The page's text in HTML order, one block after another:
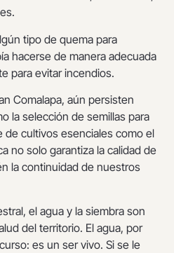
tipo de quema para
hacerse de manera adecuada
para evitar incendios.
Comalapa, aún persisten
la selección de semillas para
de cultivos esenciales como el
no solo garantiza la calidad de
la continuidad de nuestros
el agua y la siembra son
del territorio. El agua, por
es un ser vivo. Si se le